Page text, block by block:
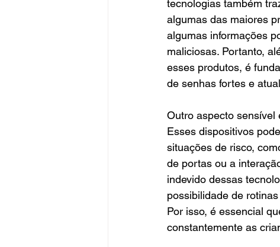
tecnologias também
algumas das maiores
algumas informações
maliciosas. Portanto,
esses produtos, é
de senhas fortes e
Outro aspecto sensível
Esses dispositivos
situações de risco,
de portas ou a
indevido dessas
possibilidade de
Por isso, é essencial
constantemente as